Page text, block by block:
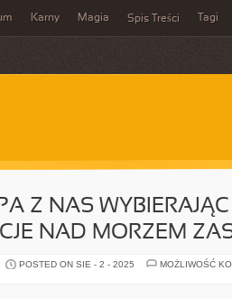
Karny Magia Spis Treści Tagi
Z NAS
NAD MORZEM
POSTED ON SIE - 2 - 2025
MOŻLIWOŚĆ